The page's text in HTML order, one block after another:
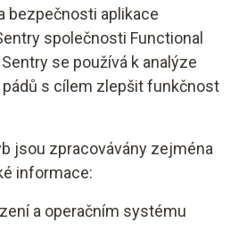
bezpečnosti aplikace
společnosti Functional
se používá k analýze
s cílem zlepšit funkčnost
jsou zpracovávány zejména
informace:
a operačním systému